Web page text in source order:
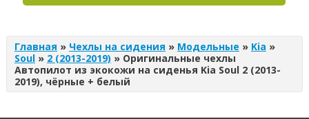
Главная » Чехлы на сидения » Модельные » Kia »
Soul» 2 (2013-2019) » Оригинальные чехлы
Автопилот из экокожи на сиденья Kia Soul 2 (2013-
2019), чёрные + белый